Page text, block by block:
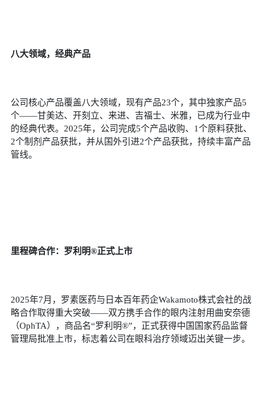
八大领域，经典产品
公司核心产品覆盖八大领域，现有产品23个，其中独家产品5
个——甘美达、开刻立、来进、吉福士、米雅，已成为行业中
的经典代表。 2025年，公司完成5个产品收购、 1个原料获批、
2个制剂产品获批，并从国外引进2个产品获批，持续丰富产品
管线。
里程碑合作：罗利明®正式上市
2025年7月，罗素医药与日本百年药企Wakamoto株式会社的战
略合作取得重大突破——双方携手合作的眼内注射用曲安奈德
（OphTA），商品名“罗利明®”，正式获得中国国家药品监督
管理局批准上市，标志着公司在眼科治疗领域迈出关键一步。